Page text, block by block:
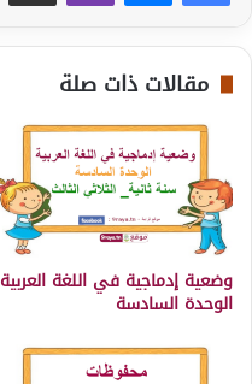
مقالات ذات صلة
وضعية إدماجية في اللغة العربية
الوحدة السادسة